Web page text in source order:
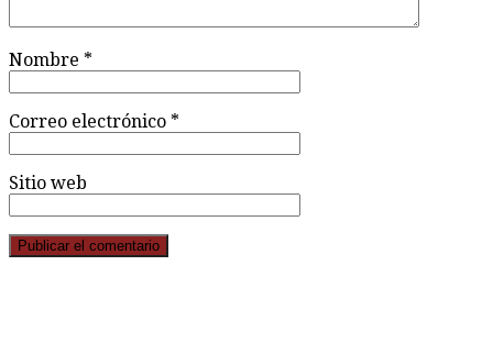
Nombre *
Correo electrónico *
Sitio web